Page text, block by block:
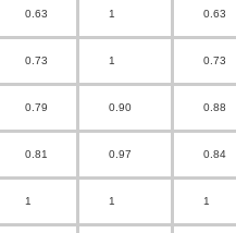
0.63 1 0.63
0.73 1 0.73
0.79 0.90 0.88
0.81 0.97 0.84
1 1 1